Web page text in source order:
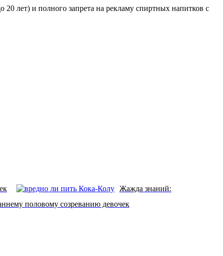
лет) и полного запрета на рекламу спиртных напитков с
Жажда знаний:
половому созреванию девочек